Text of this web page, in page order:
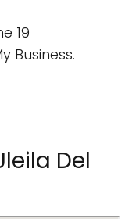
19
Business.
Del